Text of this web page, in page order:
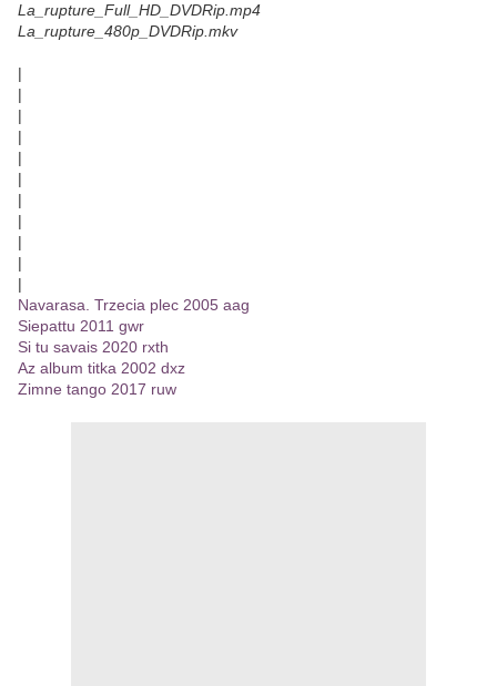
La_rupture_Full_HD_DVDRip.mp4
La_rupture_480p_DVDRip.mkv
|
|
|
|
|
|
|
|
|
|
|
Navarasa. Trzecia plec 2005 aag
Siepattu 2011 gwr
Si tu savais 2020 rxth
Az album titka 2002 dxz
Zimne tango 2017 ruw